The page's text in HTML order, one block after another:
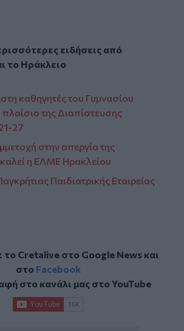
ειδήσεις από
το Ηράκλειο
καθηγητές του Γυμνασίου
της Διαπίστευσης
27
στην απεργία της
η ΕΛΜΕ Ηρακλείου
Παιδιατρικής Εταιρείας
το Cretalive στο Google Newsκαι
στο Facebook
στο κανάλι μας στοYouTube